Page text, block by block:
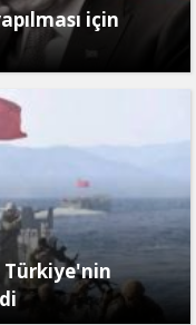
için
Türkiye'nin